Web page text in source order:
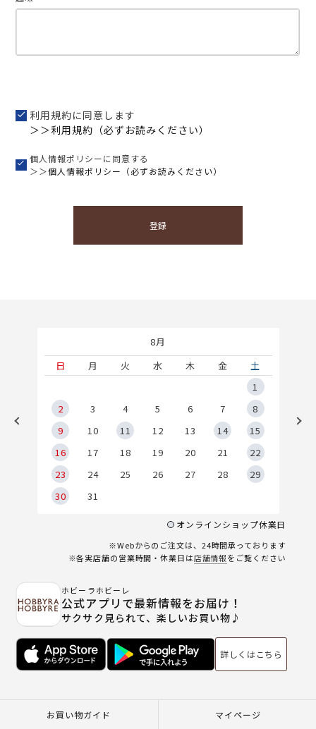
利用規約に同意します
＞＞利用規約（必ずお読みください）
個人情報ポリシーに同意する
＞＞個人情報ポリシー（必ずお読みください）
登録
8月
日
月 火 水 木 金
土
1
2
3 4 5 6 7
8
9
10 11 12 13 14
15
16
17 18 19 20 21
22
23
24 25 26 27 28
29
30
31
オンラインショップ休業日
※Webからのご注文は、24時間承っております
※各実店舗の営業時間・休業日は店舗情報をご覧ください
ホビーラホビーレ
公式アプリで最新情報をお届け！
サクサク見られて、楽しいお買い物♪
詳しくはこちら
お買い物ガイド マイページ